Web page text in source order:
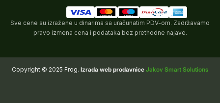
Sve cene su izražene u dinarima sa uračunatim PDV-om. Zadržavamo
pravo izmena cena i podataka bez prethodne najave.
Copyright © 2025 Frog. Izrada web prodavnice Jakov Smart Solutions